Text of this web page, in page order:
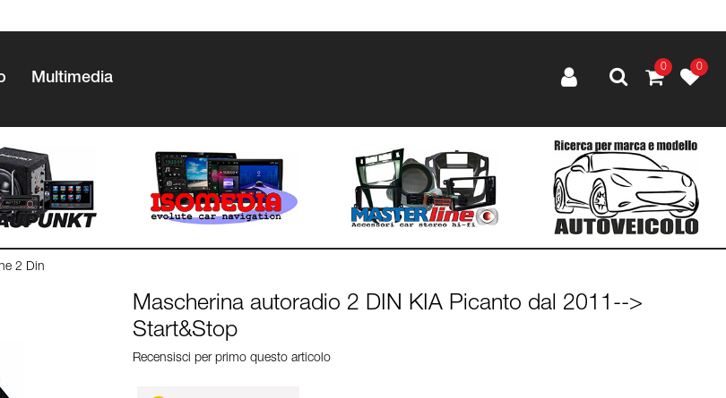
Multimedia
0 0
2 Din
Mascherina autoradio 2 DIN KIA Picanto dal 2011-->
Start&Stop
Recensisci per primo questo articolo